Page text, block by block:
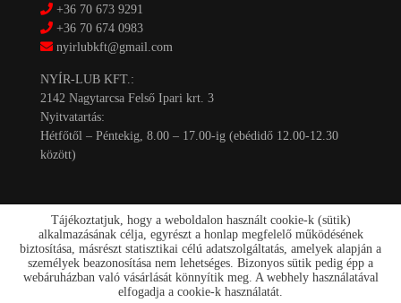
+36 70 673 9291
+36 70 674 0983
nyirlubkft@gmail.com
NYÍR-LUB KFT.:
2142 Nagytarcsa Felső Ipari krt. 3
Nyitvatartás:
Hétfőtől – Péntekig, 8.00 – 17.00-ig (ebédidő 12.00-12.30
között)
Kapcsolat
Akciók
Tájékoztatjuk, hogy a weboldalon használt cookie-k (sütik)
alkalmazásának célja, egyrészt a honlap megfelelő működésének
biztosítása, másrészt statisztikai célú adatszolgáltatás, amelyek alapján a
személyek beazonosítása nem lehetséges. Bizonyos sütik pedig épp a
webáruházban való vásárlását könnyítik meg. A webhely használatával
elfogadja a cookie-k használatát.